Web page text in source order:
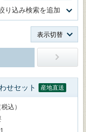
り込み検索を追加
表示切替
せセット 産地直送
込）